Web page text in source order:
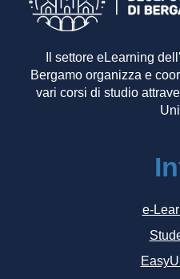
Il settore eLearning
Bergamo organizza e
vari corsi di studio
e-